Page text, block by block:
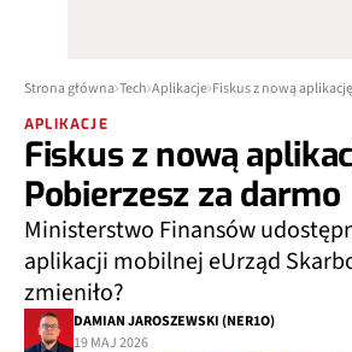
Strona główna Tech Aplikacje Fiskus z nową
APLIKACJE
Fiskus z nową
Pobierzesz za darmo
Ministerstwo Finansów
aplikacji mobilnej eUrząd
zmieniło?
DAMIAN JAROSZEWSKI (NER1O)
19 MAJ 2026